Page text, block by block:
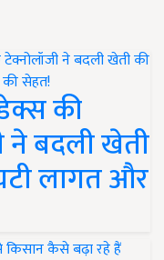
की
ने बदली खेती
लागत और